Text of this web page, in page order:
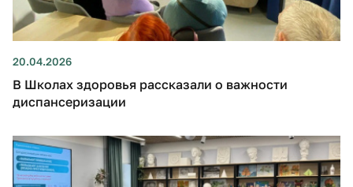
20.04.2026
В Школах здоровья рассказали о важности
диспансеризации